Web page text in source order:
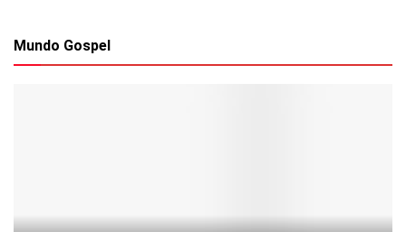
Mundo Gospel